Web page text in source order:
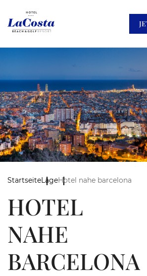
StartseiteLageHotel nahe barcelona
HOTEL
NAHE
BARCELONA